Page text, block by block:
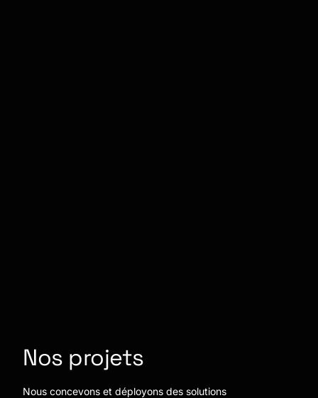
Nos projets
Nous concevons et déployons des solutions